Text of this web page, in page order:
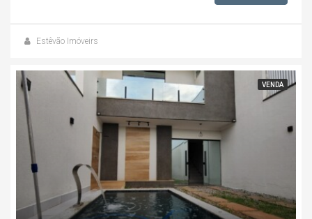
Estêvão Imóveirs
VENDA